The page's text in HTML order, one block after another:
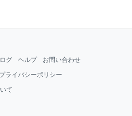
グ ヘルプ お問い合わせ
プライバシーポリシー
て